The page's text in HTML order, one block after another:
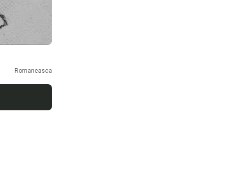
Romaneasca